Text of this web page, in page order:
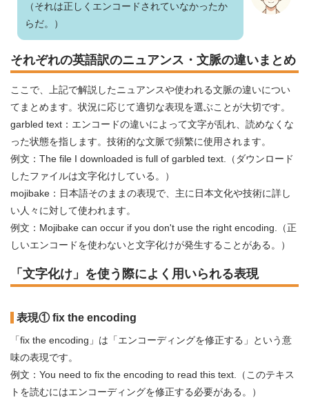
（それは正しくエンコードされていなかったか
らだ。）
それぞれの英語訳のニュアンス・文脈の違いまとめ
ここで、上記で解説したニュアンスや使われる文脈の違いについ
てまとめます。状況に応じて適切な表現を選ぶことが大切です。
garbled text：エンコードの違いによって文字が乱れ、読めなくな
った状態を指します。技術的な文脈で頻繁に使用されます。
例文：The file I downloaded is full of garbled text.（ダウンロード
したファイルは文字化けしている。）
mojibake：日本語そのままの表現で、主に日本文化や技術に詳し
い人々に対して使われます。
例文：Mojibake can occur if you don't use the right encoding.（正
しいエンコードを使わないと文字化けが発生することがある。）
「文字化け」を使う際によく用いられる表現
表現① fix the encoding
「fix the encoding」は「エンコーディングを修正する」という意
味の表現です。
例文：You need to fix the encoding to read this text.（このテキス
トを読むにはエンコーディングを修正する必要がある。）